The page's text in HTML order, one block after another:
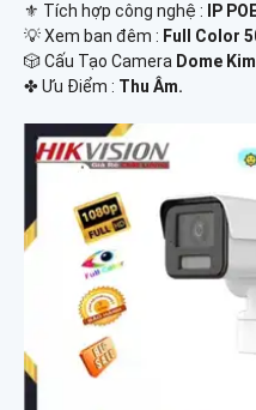
⚜️ Tích hợp công nghệ :
IP
💡 Xem ban đêm : Full Color
🎲 Cấu Tạo Camera Dome
️✤ Ưu Điểm : Thu Âm.